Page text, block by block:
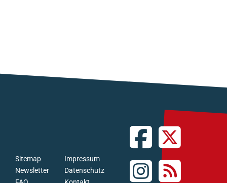
Newsletter
Sitemap
Datenschutz
Impressum